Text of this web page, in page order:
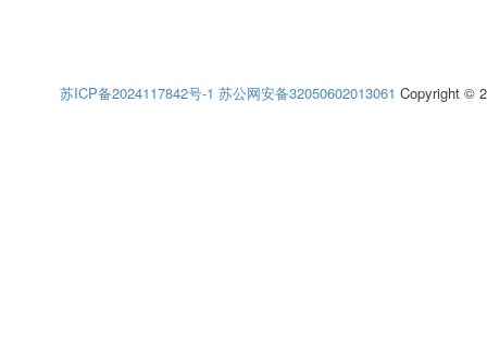
苏ICP备2024117842号-1 苏公网安备32050602013061 Copyright ©